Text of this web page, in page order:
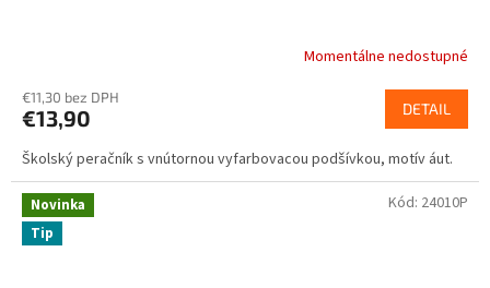
Momentálne nedostupné
€11,30 bez DPH
€13,90 DETAIL
Školský peračník s vnútornou vyfarbovacou podšívkou, motív áut.
Novinka
Tip
Kód: 24010P